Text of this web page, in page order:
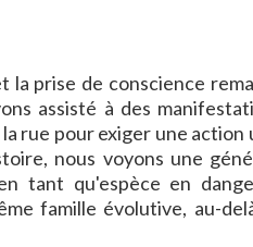
la prise de conscience
assisté à des
rue pour exiger une
nous voyons une
tant qu'espèce en
famille évolutive, au-